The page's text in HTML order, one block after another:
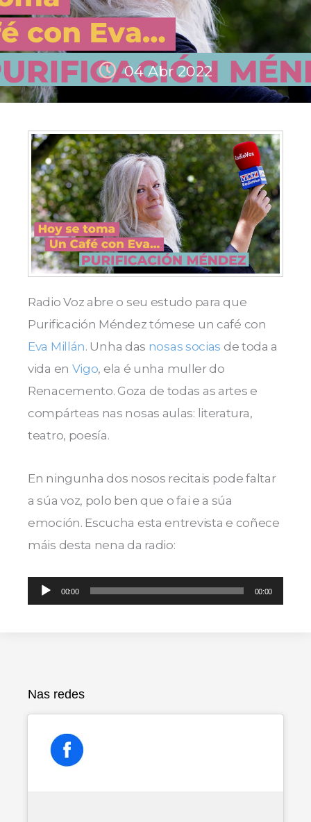
04 Abr 2022
Radio Voz abre o seu estudo para que
Purificación Méndez tómese un café con
Eva Millán. Unha das nosas socias de toda a
vida en Vigo, ela é unha muller do
Renacemento. Goza de todas as artes e
compárteas nas nosas aulas: literatura,
teatro, poesía.
En ningunha dos nosos recitais pode faltar
a súa voz, polo ben que o fai e a súa
emoción. Escucha esta entrevista e coñece
máis desta nena da radio:
Reproductor
de
00:00 00:00
Nas redes